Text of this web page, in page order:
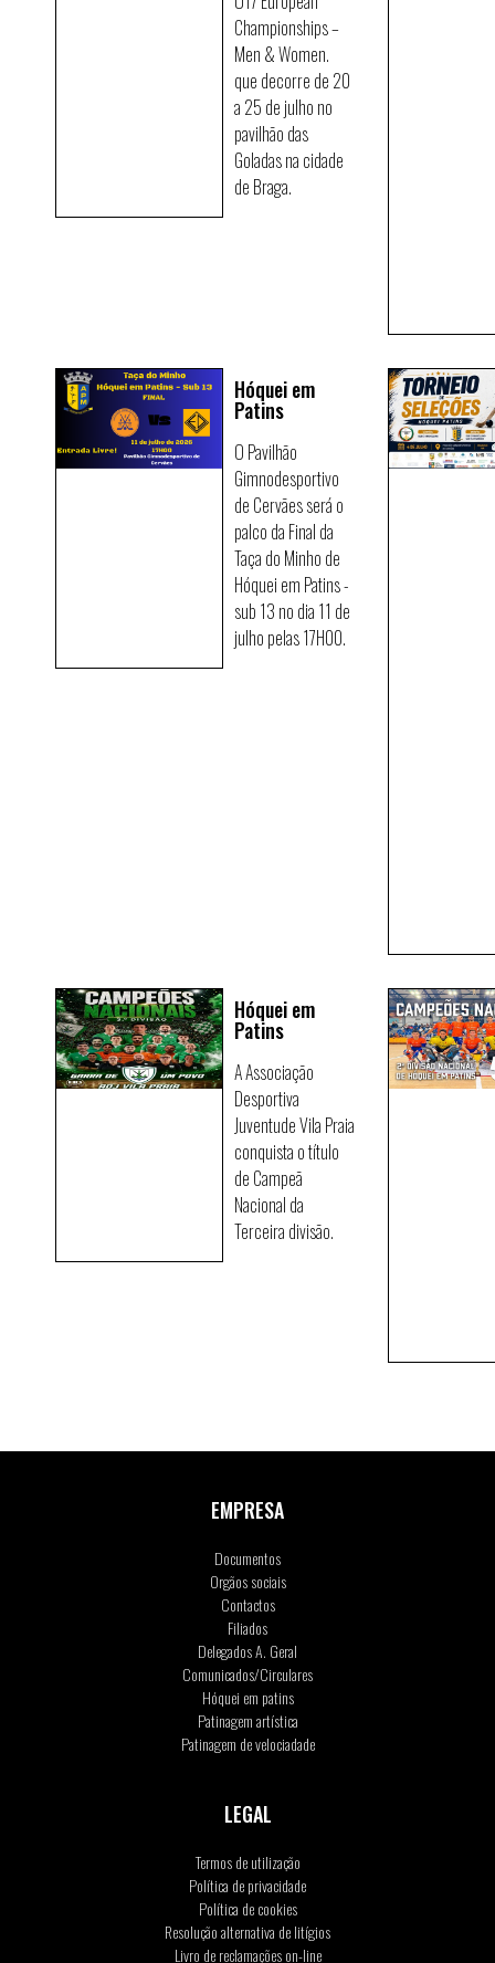
Championships –
Men & Women.
que decorre de 20
a 25 de julho no
pavilhão das
Goladas na cidade
de Braga.
Hóquei em
Patins
O Pavilhão
Gimnodesportivo
de Cervães será o
palco da Final da
Taça do Minho de
Hóquei em Patins -
sub 13 no dia 11 de
julho pelas 17H00.
Hóquei em
Patins
A Associação
Desportiva
Juventude Vila Praia
conquista o título
de Campeã
Nacional da
Terceira divisão.
EMPRESA
Documentos
Orgãos sociais
Contactos
Filiados
Delegados A. Geral
Comunicados/Circulares
Hóquei em patins
Patinagem artística
Patinagem de velociadade
LEGAL
Termos de utilização
Política de privacidade
Política de cookies
Resolução alternativa de litígios
Livro de reclamações on-line